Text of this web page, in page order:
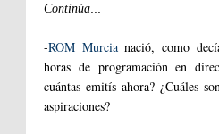
Continúa...
-ROM Murcianació, como
horas de programación en
cuántas emitís ahora? ¿Cuáles
aspiraciones?